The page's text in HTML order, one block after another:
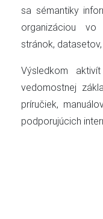
sa sémantiky
organizáciou vo
stránok,
Výsledkom
vedomostnej
príručiek,
podporujúcich